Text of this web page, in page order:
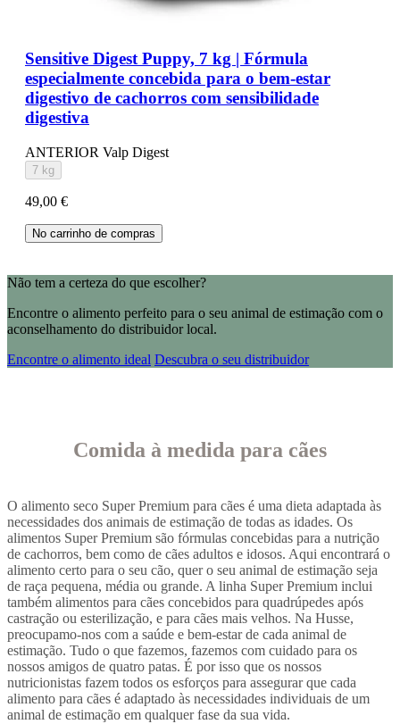
Sensitive Digest Puppy, 7 kg | Fórmula
especialmente concebida para o bem-estar
digestivo de cachorros com sensibilidade
digestiva
ANTERIOR Valp Digest
7 kg
49,00 €
No carrinho de compras
Não tem a certeza do que escolher?
Encontre o alimento perfeito para o seu animal de estimação com o
aconselhamento do distribuidor local.
Encontre o alimento ideal Descubra o seu distribuidor
Comida à medida para cães
O alimento seco Super Premium para cães é uma dieta adaptada às
necessidades dos animais de estimação de todas as idades. Os
alimentos Super Premium são fórmulas concebidas para a nutrição
de cachorros, bem como de cães adultos e idosos. Aqui encontrará o
alimento certo para o seu cão, quer o seu animal de estimação seja
de raça pequena, média ou grande. A linha Super Premium inclui
também alimentos para cães concebidos para quadrúpedes após
castração ou esterilização, e para cães mais velhos. Na Husse,
preocupamo-nos com a saúde e bem-estar de cada animal de
estimação. Tudo o que fazemos, fazemos com cuidado para os
nossos amigos de quatro patas. É por isso que os nossos
nutricionistas fazem todos os esforços para assegurar que cada
alimento para cães é adaptado às necessidades individuais de um
animal de estimação em qualquer fase da sua vida.